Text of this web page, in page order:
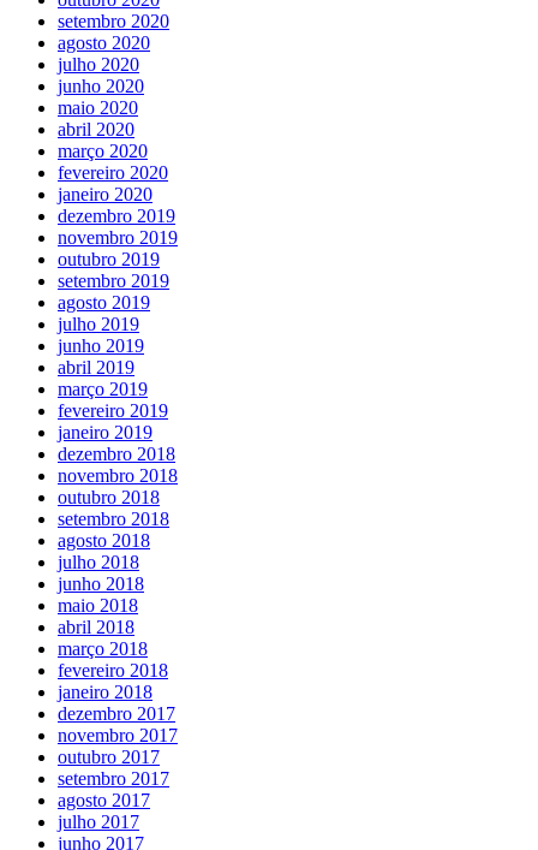
setembro 2020
agosto 2020
julho 2020
junho 2020
maio 2020
abril 2020
março 2020
fevereiro 2020
janeiro 2020
dezembro 2019
novembro 2019
outubro 2019
setembro 2019
agosto 2019
julho 2019
junho 2019
abril 2019
março 2019
fevereiro 2019
janeiro 2019
dezembro 2018
novembro 2018
outubro 2018
setembro 2018
agosto 2018
julho 2018
junho 2018
maio 2018
abril 2018
março 2018
fevereiro 2018
janeiro 2018
dezembro 2017
novembro 2017
outubro 2017
setembro 2017
agosto 2017
julho 2017
junho 2017